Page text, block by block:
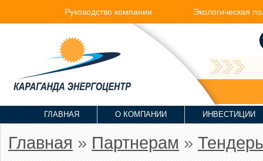
Руководство компании Экологическая
ГЛАВНАЯ О КОМПАНИИ ИНВЕСТИЦИИ
Главная » Партнерам »